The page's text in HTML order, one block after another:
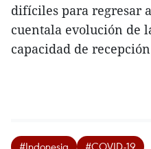
difíciles para regresar
cuentala evolución de
capacidad de
#Indonesia #COVID-19